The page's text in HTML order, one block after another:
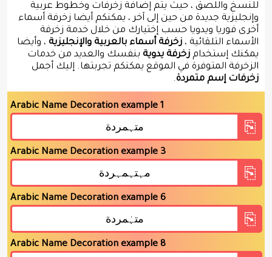
للنسخ واللصق ، حيث يتم إضافة زخرفات وخطوط عربية
وإنجليزية جديدة من حين إلى آخر ، يمكنكم أيضا زخرفة أسماء
أخرى فوريا ويدويا حسب إختيارك من خلال خدمة زخرفة
الأسماء التلقائية ،زخرفة أسماء بالعربية والإنجليزية ، وأيضا
يمكنك إستخدامزخرفة يدوية بنفسك والعديد من خدمات
الزخرفة المتوفرة في الموقع يمكنكم تجربتها. إليك أجمل
زخرفات إسم متمردة.
Arabic Name Decoration example 1
Arabic Name Decoration example 3
Arabic Name Decoration example 6
Arabic Name Decoration example 8